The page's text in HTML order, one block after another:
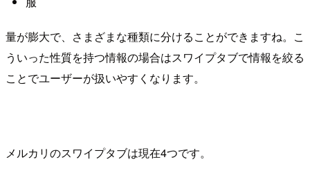
量が膨大で、さまざまな種類に分けることができますね。こ
ういった性質を持つ情報の場合はスワイプタブで情報を絞る
ことでユーザーが扱いやすくなります。
メルカリのスワイプタブは現在4つです。